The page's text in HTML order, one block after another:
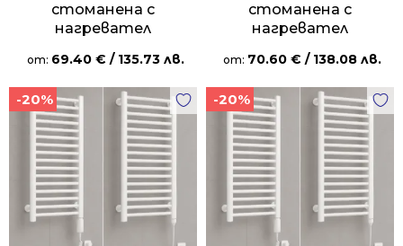
стоманена с
нагревател
от: 69.40 € / 135.73 лв.
стоманена с
нагревател
от: 70.60 € / 138.08 лв.
-20% -20%